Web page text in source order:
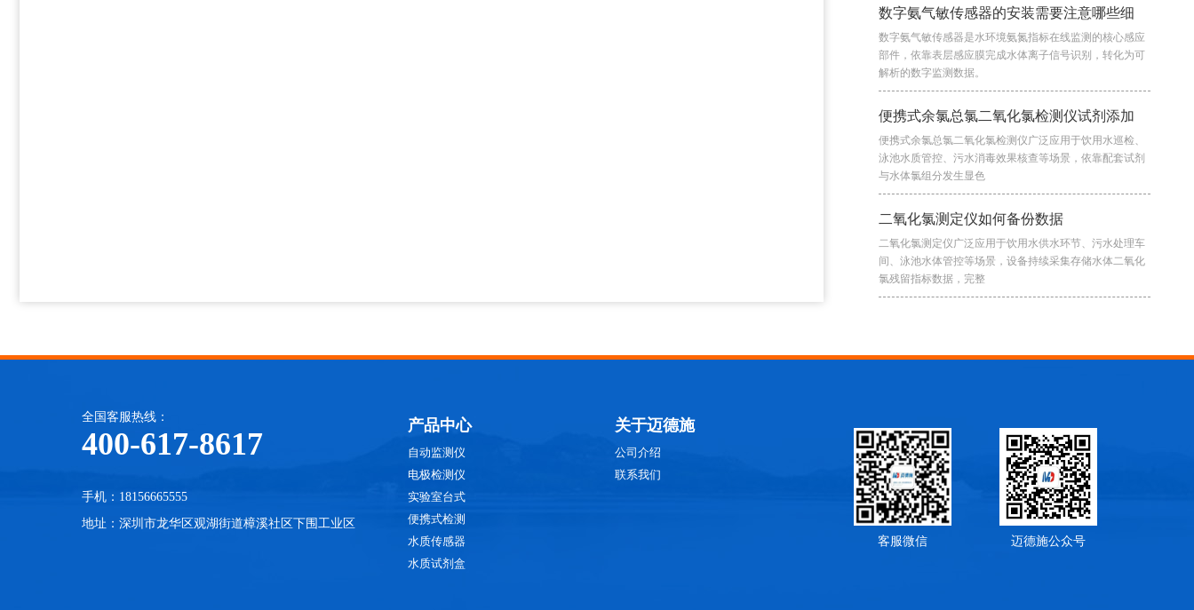
数字氨气敏传感器的安装需要注意哪些细
数字氨气敏传感器是水环境氨氮指标在线监测的核心感应
部件，依靠表层感应膜完成水体离子信号识别，转化为可
解析的数字监测数据。
便携式余氯总氯二氧化氯检测仪试剂添加
便携式余氯总氯二氧化氯检测仪广泛应用于饮用水巡检、
泳池水质管控、污水消毒效果核查等场景，依靠配套试剂
与水体氯组分发生显色
二氧化氯测定仪如何备份数据
二氧化氯测定仪广泛应用于饮用水供水环节、污水处理车
间、泳池水体管控等场景，设备持续采集存储水体二氧化
氯残留指标数据，完整
全国客服热线：
400-617-8617
手机：18156665555
地址：深圳市龙华区观湖街道樟溪社区下围工业区
产品中心
自动监测仪
电极检测仪
实验室台式
便携式检测
水质传感器
水质试剂盒
关于迈德施
公司介绍
联系我们
客服微信 迈德施公众号